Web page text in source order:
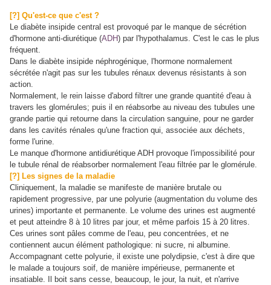
[?] Qu'est-ce que c'est ?
Le diabète insipide central est provoqué par le manque de sécrétion
d'hormone anti-diurétique (ADH) par l'hypothalamus. C'est le cas le plus
fréquent.
Dans le diabète insipide néphrogénique, l'hormone normalement
sécrétée n'agit pas sur les tubules rénaux devenus résistants à son
action.
Normalement, le rein laisse d'abord filtrer une grande quantité d'eau à
travers les glomérules; puis il en réabsorbe au niveau des tubules une
grande partie qui retourne dans la circulation sanguine, pour ne garder
dans les cavités rénales qu'une fraction qui, associée aux déchets,
forme l'urine.
Le manque d'hormone antidiurétique ADH provoque l'impossibilité pour
le tubule rénal de réabsorber normalement l'eau filtrée par le glomérule.
[?] Les signes de la maladie
Cliniquement, la maladie se manifeste de manière brutale ou
rapidement progressive, par une polyurie (augmentation du volume des
urines) importante et permanente. Le volume des urines est augmenté
et peut atteindre 8 à 10 litres par jour, et même parfois 15 à 20 litres.
Ces urines sont pâles comme de l'eau, peu concentrées, et ne
contiennent aucun élément pathologique: ni sucre, ni albumine.
Accompagnant cette polyurie, il existe une polydipsie, c'est à dire que
le malade a toujours soif, de manière impérieuse, permanente et
insatiable. Il boit sans cesse, beaucoup, le jour, la nuit, et n'arrive